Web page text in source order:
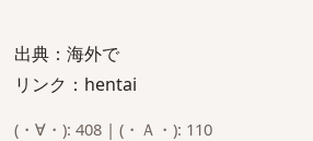
出典：海外で
リンク：hentai
(・∀・): 408 | (・Ａ・): 110